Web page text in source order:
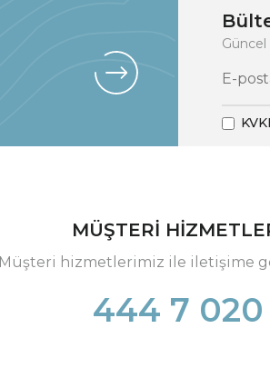
MÜŞTERİ
Müşteri hizmetlerimiz ile iletişime
444 7 020